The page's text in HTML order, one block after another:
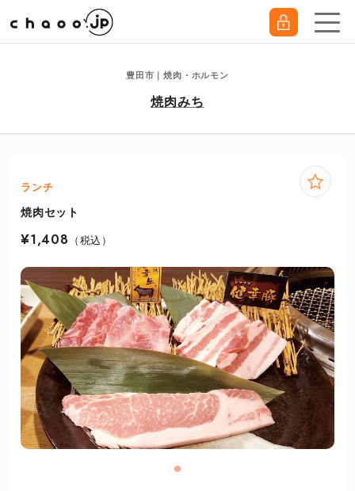
豊田市｜焼肉・ホルモン
焼肉みち
ランチ
焼肉セット
¥1,408 （税込）